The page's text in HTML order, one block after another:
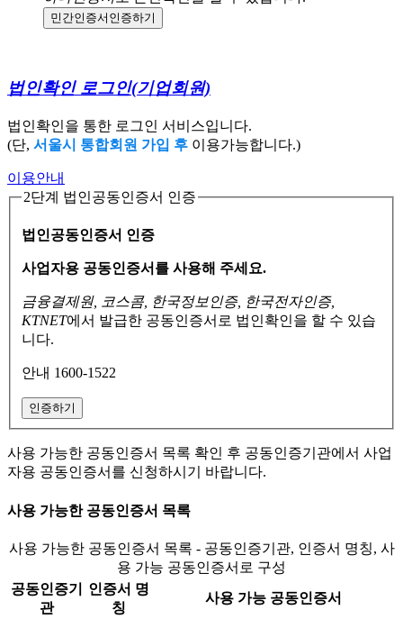
민간인증서 인증하기
법인확인 로그인(기업회원)
법인확인을 통한 로그인 서비스입니다.
(단, 서울시 통합회원 가입 후 이용가능합니다.)
이용안내
2단계 법인공동인증서 인증
법인공동인증서 인증
사업자용 공동인증서를 사용해 주세요.
금융결제원, 코스콤, 한국정보인증, 한국전자인증,
KTNET에서 발급한 공동인증서로 법인확인을 할 수 있습
니다.
안내 1600-1522
인증하기
사용 가능한 공동인증서 목록 확인 후 공동인증기관에서 사업
자용 공동인증서를 신청하시기 바랍니다.
사용 가능한 공동인증서 목록
사용 가능한 공동인증서 목록 - 공동인증기관, 인증서 명칭, 사
용 가능 공동인증서로 구성
공동인증기
관
인증서 명
칭
사용 가능 공동인증서